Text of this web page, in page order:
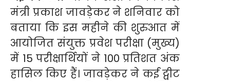
मंत्री प्रकाश जावड़ेकर ने शनिवार को
बताया कि इस महीने की शुरुआत में
आयोजित संयुक्त प्रवेश परीक्षा (मुख्य)
में 15 परीक्षार्थियों ने 100 प्रतिशत अंक
हासिल किए हैं। जावड़ेकर ने कई ट्वीट